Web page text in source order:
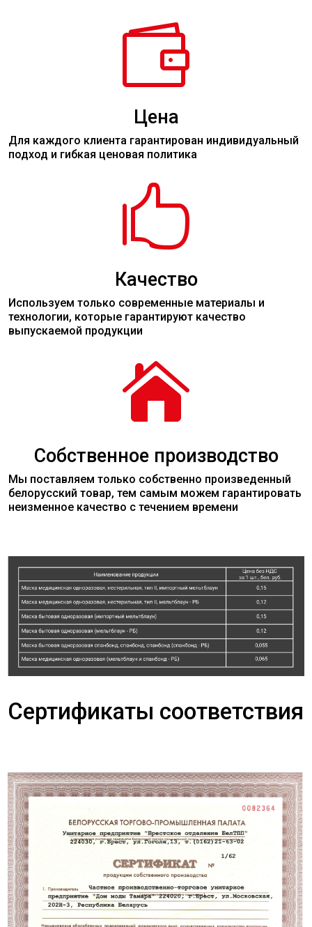

Цена
Для каждого клиента гарантирован индивидуальный
подход и гибкая ценовая политика

Качество
Используем только современные материалы и
технологии, которые гарантируют качество
выпускаемой продукции

Собственное производство
Мы поставляем только собственно произведенный
белорусский товар, тем самым можем гарантировать
неизменное качество с течением времени
Сертификаты соответствия